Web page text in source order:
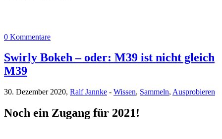
0 Kommentare
Swirly Bokeh – oder: M39 ist nicht gleich
M39
30. Dezember 2020, Ralf Jannke - Wissen, Sammeln, Ausprobieren
Noch ein Zugang für 2021!